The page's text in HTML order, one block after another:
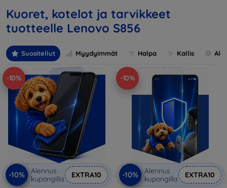
Kuoret, kotelot ja tarvikkeet
tuotteelle Lenovo S856
Suositellut Myydyimmät Halpa Kallis
-10%
-10%
Alennus
kupongilla
EXTRA10
-10%
-10%
Alennus
kupongilla
EXTRA10